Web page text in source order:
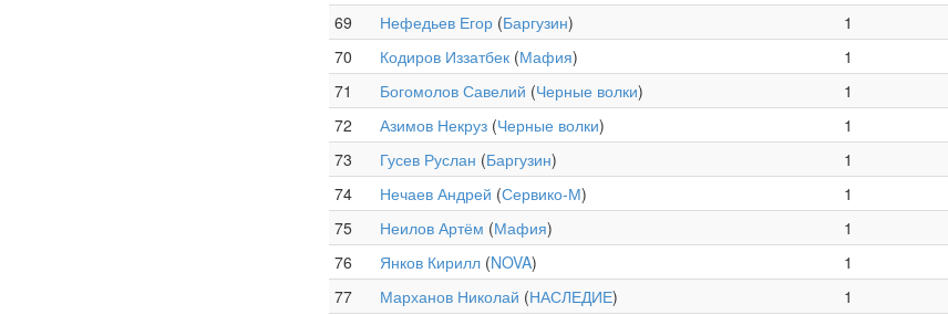
69
Нефедьев Егор (Баргузин) 1
70
Кодиров Иззатбек (Мафия) 1
71
Богомолов Савелий (Черные волки) 1
72
Азимов Некруз (Черные волки) 1
73
Гусев Руслан (Баргузин) 1
74
Нечаев Андрей (Сервико-М) 1
75
Неилов Артём (Мафия) 1
76
Янков Кирилл (NOVA) 1
77
Марханов Николай (НАСЛЕДИЕ) 1